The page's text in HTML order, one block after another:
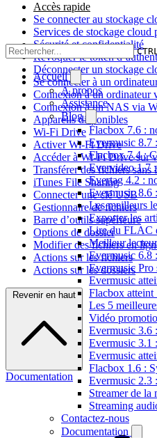
Accueil
À propos
Assistance
Blog
Flacbox 7.6 :
Evermusic 8.7
Flacbox 7.4 :
Evervideo 1.7
Evertag 4.2 :
Evermusic 8.6
Les meilleurs
Exporter les
Lire du FLAC
Meilleur
Evermusic 6.8
Evermusic
Evermusic
Flacbox
Les 5
Vidéo
Evermusic 3.6
Evermusic 3.1
Evermusic
Flacbox 1.6 :
Evermusic 2.3
Streamer de la
Streaming
Contactez-nous
Documentation
Accès rapide
Se connecter au stockage
Services de stockage cloud
Sécurité et confidentialité
Révoquer le token
Déconnecter un stockage
Se connecter à un
Connexion à un ordinateur
Connexion à un NAS via
Appareils disponibles
Wi-Fi Drive
Activer Wi-Fi Drive
Accéder à Wi-Fi Drive sur
Transférer des fichiers sans
iTunes File Sharing
Connecter une clé USB
Gestionnaire de fichiers
Barre d’outils supérieure
Options de dossier
Modifier des fichiers en
Actions sur les fichiers
Actions sur les dossiers
Revenir en haut
Documentation